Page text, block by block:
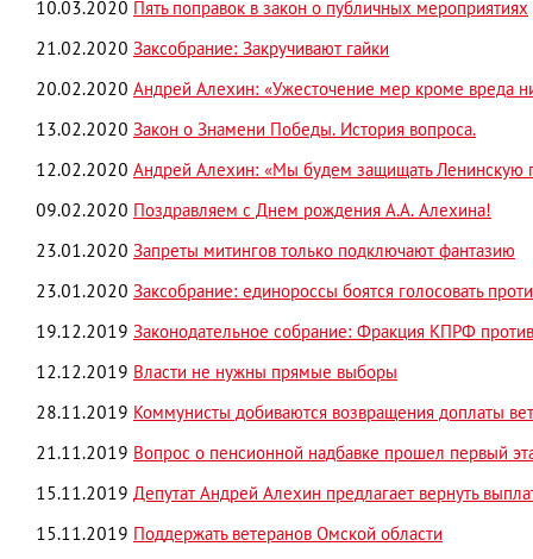
10.03.2020 Пять поправок в закон о публичных мероприятиях
21.02.2020 Заксобрание: Закручивают гайки
20.02.2020 Андрей Алехин: «Ужесточение мер кроме вреда
13.02.2020 Закон о Знамени Победы. История вопроса.
12.02.2020 Андрей Алехин: «Мы будем защищать Ленинскую
09.02.2020 Поздравляем с Днем рождения А.А. Алехина!
23.01.2020 Запреты митингов только подключают фантазию
23.01.2020 Заксобрание: единороссы боятся голосовать
19.12.2019 Законодательное собрание: Фракция КПРФ
12.12.2019 Власти не нужны прямые выборы
28.11.2019 Коммунисты добиваются возвращения доплаты
21.11.2019 Вопрос о пенсионной надбавке прошел первый
15.11.2019 Депутат Андрей Алехин предлагает вернуть
15.11.2019 Поддержать ветеранов Омской области